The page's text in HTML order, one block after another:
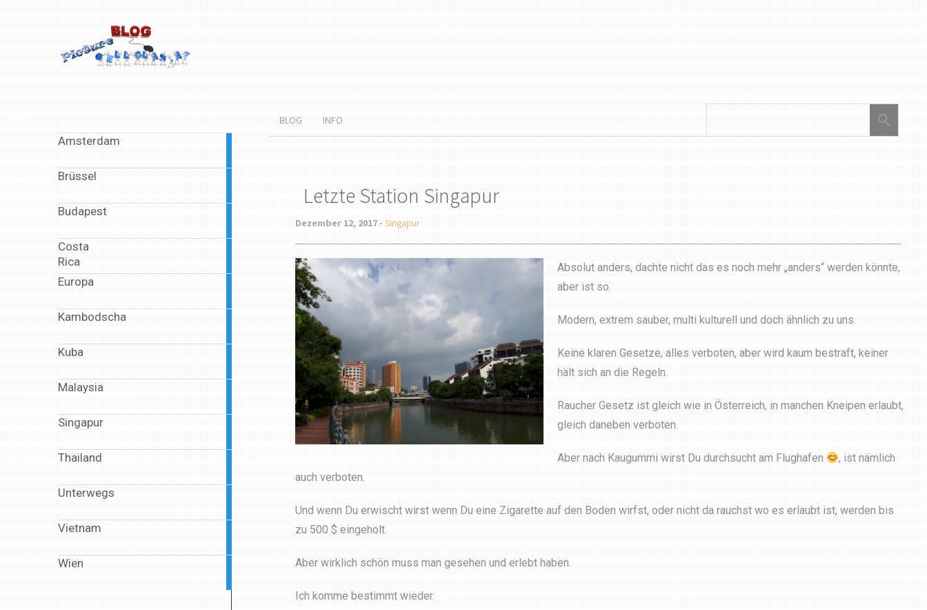
Amsterdam
Brüssel
Budapest
Costa
Rica
Europa
Kambodscha
Kuba
Malaysia
Singapur
Thailand
Unterwegs
Vietnam
Wien
BLOG INFO
Letzte Station Singapur
Dezember 12, 2017 - Singapur
Absolut anders, dachte nicht das es noch mehr „anders“ werden könnte,
aber ist so.
Modern, extrem sauber, multi kulturell und doch ähnlich zu uns.
Keine klaren Gesetze, alles verboten, aber wird kaum bestraft, keiner
hält sich an die Regeln.
Raucher Gesetz ist gleich wie in Österreich, in manchen Kneipen erlaubt,
gleich daneben verboten.
Aber nach Kaugummi wirst Du durchsucht am Flughafen
, ist nämlich
auch verboten.
Und wenn Du erwischt wirst wenn Du eine Zigarette auf den Boden wirfst, oder nicht da rauchst wo es erlaubt ist, werden bis
zu 500 $ eingeholt.
Aber wirklich schön muss man gesehen und erlebt haben.
Ich komme bestimmt wieder.